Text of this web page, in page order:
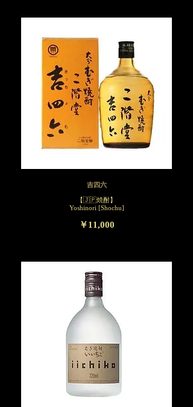
吉四六
【🇯🇵焼酎】
Yoshinori [Shochu]
￥11,000